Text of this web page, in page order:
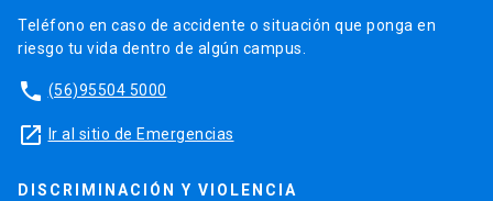
Teléfono en caso de accidente o situación que ponga en
riesgo tu vida dentro de algún campus.
phone (56)95504 5000
launch Ir al sitio de Emergencias
DISCRIMINACIÓN Y VIOLENCIA